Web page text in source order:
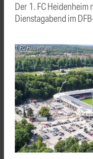
Der 1. FC Heidenheim
Dienstagabend im
1. FC Heidenheim